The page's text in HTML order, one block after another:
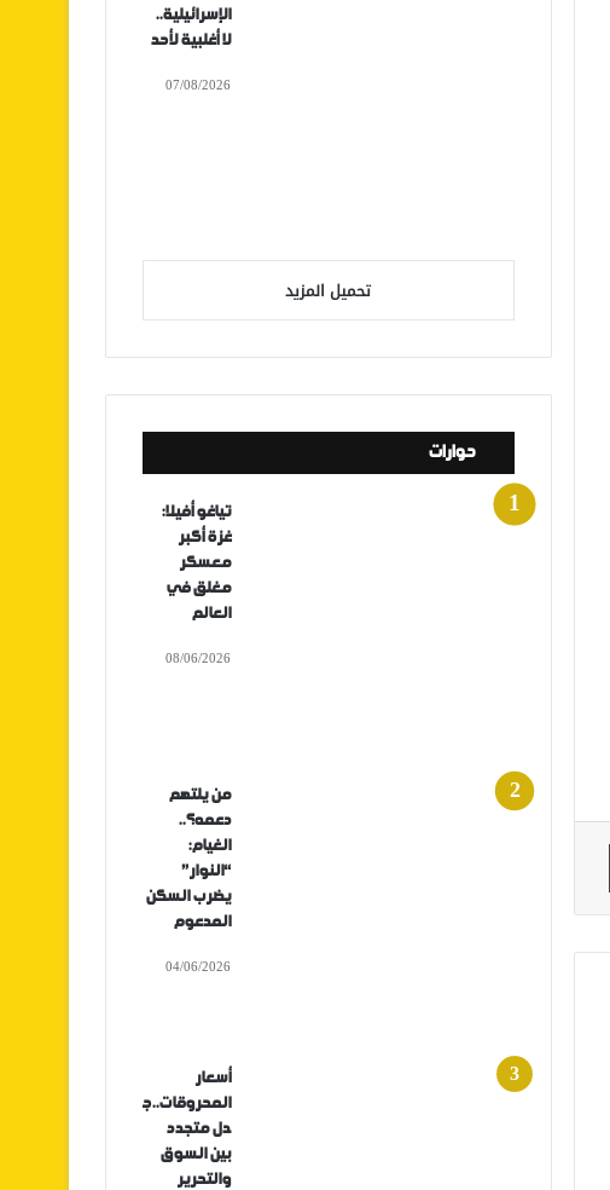
الإسرائيلية..
لا أغلبية لأحد
07/08/2026
تحميل المزيد
حوارات
تياغو أفيلا:
غزة أكبر
معسكر
مغلق في
العالم
08/06/2026
من يلتهم
دعمه؟..
الغيام:
“النوار”
يضرب السكن
المدعوم
04/06/2026
أسعار
المحروقات..ج
دل متجدد
بين السوق
والتحرير